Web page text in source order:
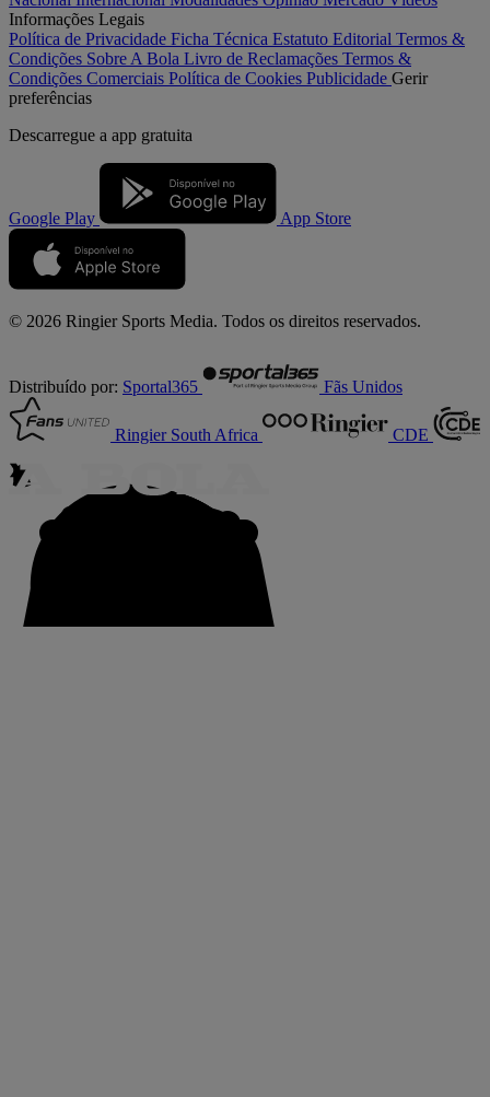
Informações Legais
Política de Privacidade Ficha Técnica Estatuto Editorial Termos &
Condições Sobre A Bola Livro de Reclamações Termos &
Condições Comerciais Política de Cookies Publicidade Gerir
preferências
Descarregue a app gratuita
Google Play App Store
© 2026 Ringier Sports Media. Todos os direitos reservados.
Distribuído por: Sportal365 Fãs Unidos
Ringier South Africa CDE